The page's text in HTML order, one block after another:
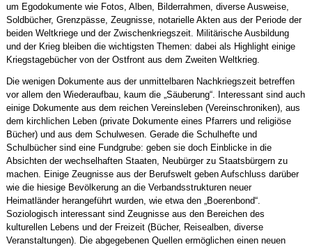
um Egodokumente wie Fotos, Alben, Bilderrahmen, diverse Ausweise,
Soldbücher, Grenzpässe, Zeugnisse, notarielle Akten aus der Periode der
beiden Weltkriege und der Zwischenkriegszeit. Militärische Ausbildung
und der Krieg bleiben die wichtigsten Themen: dabei als Highlight einige
Kriegstagebücher von der Ostfront aus dem Zweiten Weltkrieg.
Die wenigen Dokumente aus der unmittelbaren Nachkriegszeit betreffen
vor allem den Wiederaufbau, kaum die „Säuberung“. Interessant sind auch
einige Dokumente aus dem reichen Vereinsleben (Vereinschroniken), aus
dem kirchlichen Leben (private Dokumente eines Pfarrers und religiöse
Bücher) und aus dem Schulwesen. Gerade die Schulhefte und
Schulbücher sind eine Fundgrube: geben sie doch Einblicke in die
Absichten der wechselhaften Staaten, Neubürger zu Staatsbürgern zu
machen. Einige Zeugnisse aus der Berufswelt geben Aufschluss darüber
wie die hiesige Bevölkerung an die Verbandsstrukturen neuer
Heimatländer herangeführt wurden, wie etwa den „Boerenbond“.
Soziologisch interessant sind Zeugnisse aus den Bereichen des
kulturellen Lebens und der Freizeit (Bücher, Reisealben, diverse
Veranstaltungen). Die abgegebenen Quellen ermöglichen einen neuen